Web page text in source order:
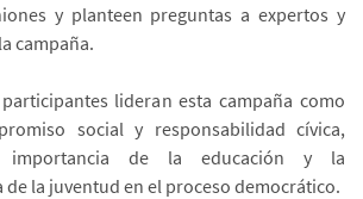
y planteen preguntas a expertos y
campaña.
lideran esta campaña como
social y responsabilidad cívica,
importancia de la educación y la
la juventud en el proceso democrático.